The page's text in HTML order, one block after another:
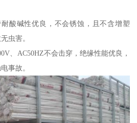
酸碱性优良，不会锈蚀，且不含增塑
虫害。
、AC50HZ不会击穿，绝缘性能优良，
事故。